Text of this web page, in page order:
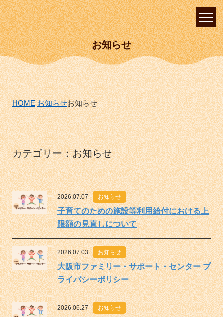
お知らせ
HOME お知らせお知らせ
カテゴリー：お知らせ
2026.07.07 お知らせ
子育てのための施設等利用給付における上
限額の見直しについて
2026.07.03 お知らせ
大阪市ファミリー・サポート・センター プ
ライバシーポリシー
2026.06.27 お知らせ